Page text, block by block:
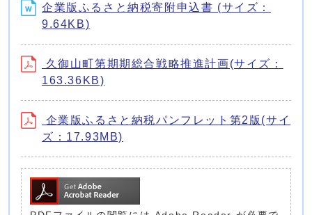
企業版ふるさと納税寄附申込書 (サイズ：
9.64KB)
久御山町第期期総合戦略推進計画(サイズ：
163.36KB)
企業版ふるさと納税パンフレット第2版(サイ
ズ：17.93MB)